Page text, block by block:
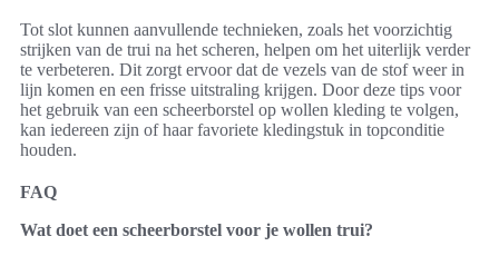
Tot slot kunnen aanvullende technieken, zoals het voorzichtig
strijken van de trui na het scheren, helpen om het uiterlijk verder
te verbeteren. Dit zorgt ervoor dat de vezels van de stof weer in
lijn komen en een frisse uitstraling krijgen. Door deze tips voor
het gebruik van een scheerborstel op wollen kleding te volgen,
kan iedereen zijn of haar favoriete kledingstuk in topconditie
houden.
FAQ
Wat doet een scheerborstel voor je wollen trui?